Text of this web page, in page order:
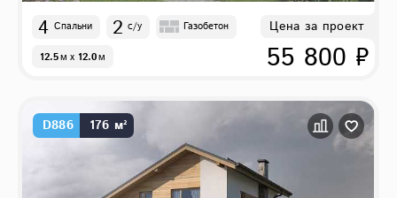
4 Спальни 2 с/у Газобетон
12.5м x 12.0м
Цена за проект
55 800 ₽
D886 176 м²